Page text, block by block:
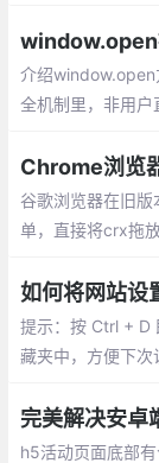
window.open
介绍window.open
全机制里，非用
方法解决：表单提
Chrome浏览
谷歌浏览器在旧
单，直接将crx拖
插件
如何将网站设
提示：按 Ctrl + D
藏夹中，方便下
设为首页的方法
的方法
h5活动页面底部